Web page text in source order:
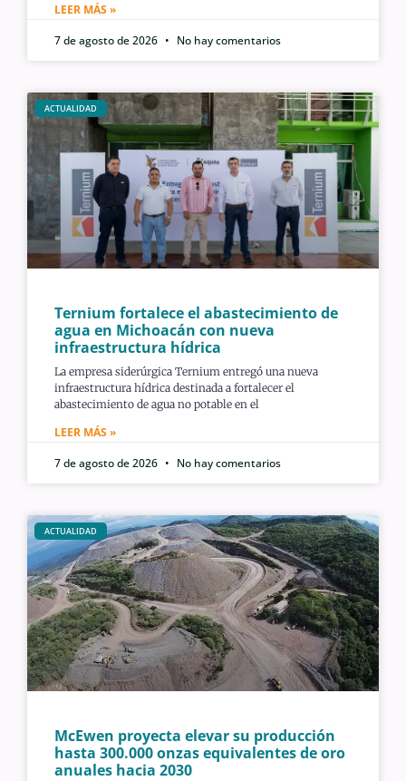
LEER MÁS »
7 de agosto de 2026
No hay comentarios
ACTUALIDAD
Ternium fortalece el abastecimiento de
agua en Michoacán con nueva
infraestructura hídrica
La empresa siderúrgica Ternium entregó una nueva
infraestructura hídrica destinada a fortalecer el
abastecimiento de agua no potable en el
LEER MÁS »
7 de agosto de 2026
No hay comentarios
ACTUALIDAD
McEwen proyecta elevar su producción
hasta 300.000 onzas equivalentes de oro
anuales hacia 2030